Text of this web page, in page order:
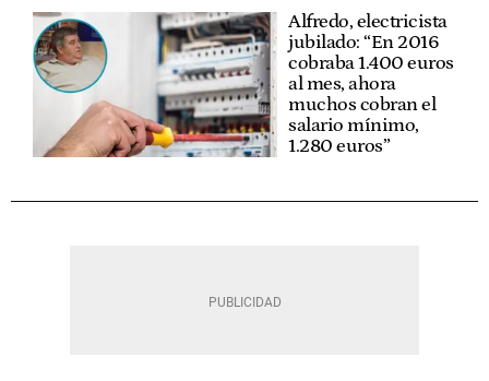
Alfredo, electricista
jubilado: “En 2016
cobraba 1.400 euros
al mes, ahora
muchos cobran el
salario mínimo,
1.280 euros”